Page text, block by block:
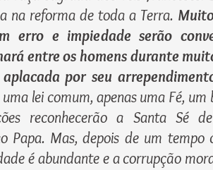
na reforma de toda a Terra.
erro e impiedade serão
entre os homens durante
aplacada por seu
lei comum, apenas uma Fé,
reconhecerão a Santa Sé
Papa. Mas, depois de um tempo
é abundante e a corrupção